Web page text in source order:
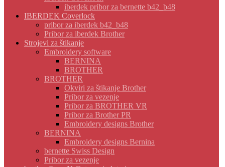
iberdek pribor za bernette b42_b48
IBERDEK Coverlock
pribor za iberdek b42_b48
Pribor za iberdek Brother
Strojevi za štikanje
Embroidery software
BERNINA
BROTHER
BROTHER
Okviri za štikanje Brother
Pribor za vezenje
Pribor za BROTHER VR
Pribor za Brother PR
Embroidery designs Brother
BERNINA
Embroidery designs Bernina
bernette Swiss Design
Pribor za vezenje